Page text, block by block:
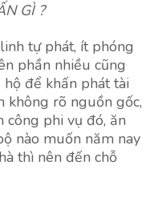
GÌ ?
tự phát, ít phóng
phần nhiều cũng
để khấn phát tài
không rõ nguồn gốc,
công phi vụ đó, ăn
nào muốn năm nay
thì nên đến chỗ